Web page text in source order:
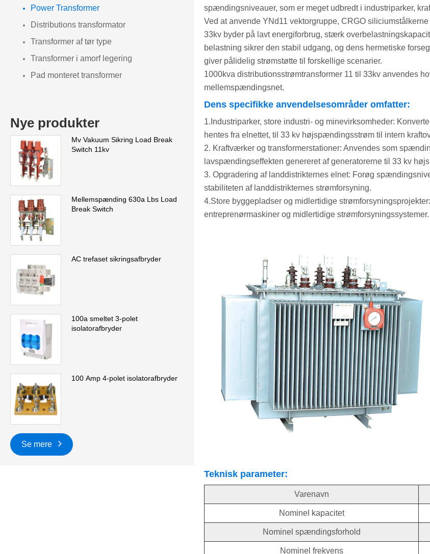
Power Transformer
Distributions transformator
Transformer af tør type
Transformer i amorf legering
Pad monteret transformer
Nye produkter
Mv Vakuum Sikring Load Break
Switch 11kv
Mellemspænding 630a Lbs Load
Break Switch
AC trefaset sikringsafbryder
100a smeltet 3-polet
isolatorafbryder
100 Amp 4-polet isolatorafbryder
Se mere
spændingsniveauer, som er meget udbredt i industriparker,
Ved at anvende YNd11 vektorgruppe, CRGO
33kv byder på lavt energiforbrug, stærk
belastning sikrer den stabil udgang, og dens hermetiske
giver pålidelig strømstøtte til forskellige scenarier.
1000kva distributionsstrømtransformer 11 til 33kv anvendes
mellemspændingsnet.
Dens specifikke anvendelsesområder omfatter:
1.Industriparker, store industri- og minevirksomheder:
hentes fra elnettet, til 33 kv højspændingsstrøm til intern
2. Kraftværker og transformerstationer: Anvendes som
lavspændingseffekten genereret af generatorerne til 33 kv
3. Opgradering af landdistrikternes elnet: Forøg
stabiliteten af ​​landdistrikternes strømforsyning.
4.Store byggepladser og midlertidige
entreprenørmaskiner og midlertidige strømforsyningssystemer.
Teknisk parameter:
Varenavn
Nominel kapacitet
Nominel spændingsforhold
Nominel frekvens